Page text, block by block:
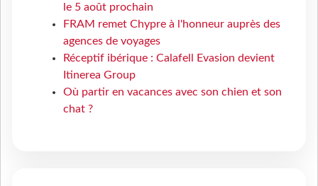
le 5 août prochain
FRAM remet Chypre à l'honneur auprès des
agences de voyages
Réceptif ibérique : Calafell Evasion devient
Itinerea Group
Où partir en vacances avec son chien et son
chat ?